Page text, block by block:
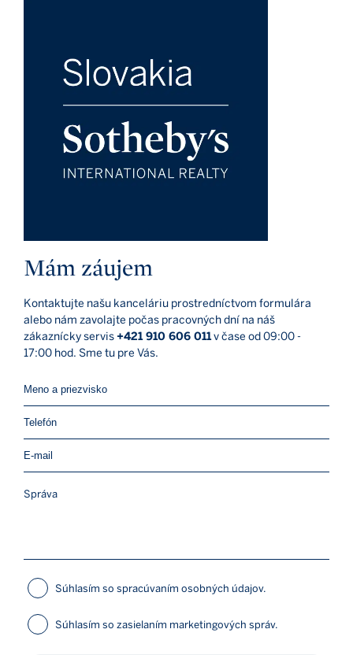
Mám záujem
Kontaktujte našu kanceláriu prostredníctvom formulára
alebo nám zavolajte počas pracovných dní na náš
zákaznícky servis +421 910 606 011v čase od 09:00 -
17:00 hod. Sme tu pre Vás.
Súhlasím so spracúvaním osobných údajov.
Súhlasím so zasielaním marketingových správ.